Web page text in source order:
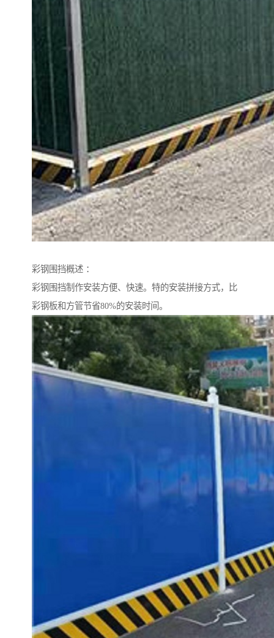
彩钢围挡概述 ：
彩钢围挡制作安装方便、快速。特的安装拼接方式，比
彩钢板和方管节省80%的安装时间。